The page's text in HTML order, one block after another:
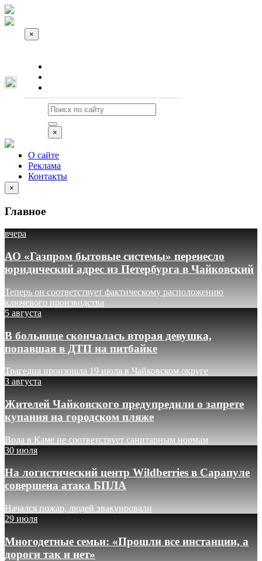
×
×
О сайте
Реклама
Контакты
×
Главное
вчера
АО «Газпром бытовые системы» перенесло
юридический адрес из Петербурга в Чайковский
Теперь он соответствует фактическому расположению
ключевого производства
5 августа
В больнице скончалась вторая девушка,
попавшая в ДТП на питбайке
Трагедия произошла 19 июля в Чайковском округе
3 августа
Жителей Чайковского предупредили о запрете
купания на городском пляже
Вода в Каме не соответствует санитарным нормам
30 июля
На логистический центр Wildberries в Сарапуле
совершена атака БПЛА
Начался пожар, людей эвакуировали
29 июля
Многодетные семьи: «Прошли все инстанции, а
дороги так и нет»